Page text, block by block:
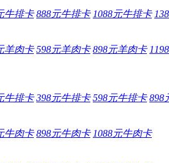
牛排卡 888元牛排卡 1088元牛排卡
羊肉卡 598元羊肉卡 898元羊肉卡
牛排卡 398元牛排卡 598元牛排卡 898
牛肉卡 898元牛肉卡 1088元牛肉卡